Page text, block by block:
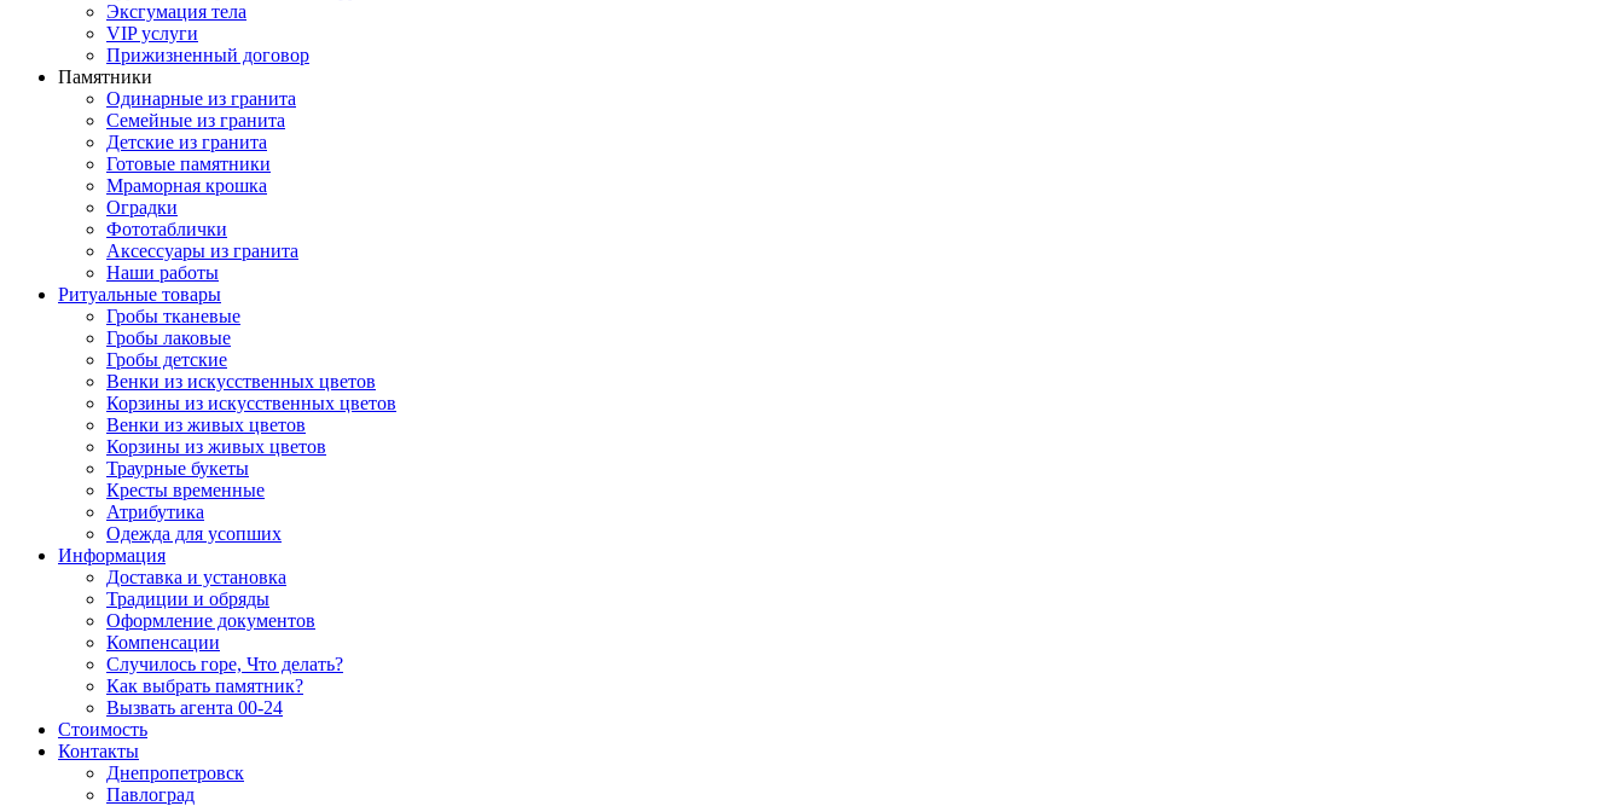
Эксгумация тела
VIP услуги
Прижизненный договор
Памятники
Одинарные из гранита
Семейные из гранита
Детские из гранита
Готовые памятники
Мраморная крошка
Оградки
Фототаблички
Аксессуары из гранита
Наши работы
Ритуальные товары
Гробы тканевые
Гробы лаковые
Гробы детские
Венки из искусственных цветов
Корзины из искусственных цветов
Венки из живых цветов
Корзины из живых цветов
Траурные букеты
Кресты временные
Атрибутика
Одежда для усопших
Информация
Доставка и установка
Традиции и обряды
Оформление документов
Компенсации
Случилось горе, Что делать?
Как выбрать памятник?
Вызвать агента 00-24
Стоимость
Контакты
Днепропетровск
Павлоград